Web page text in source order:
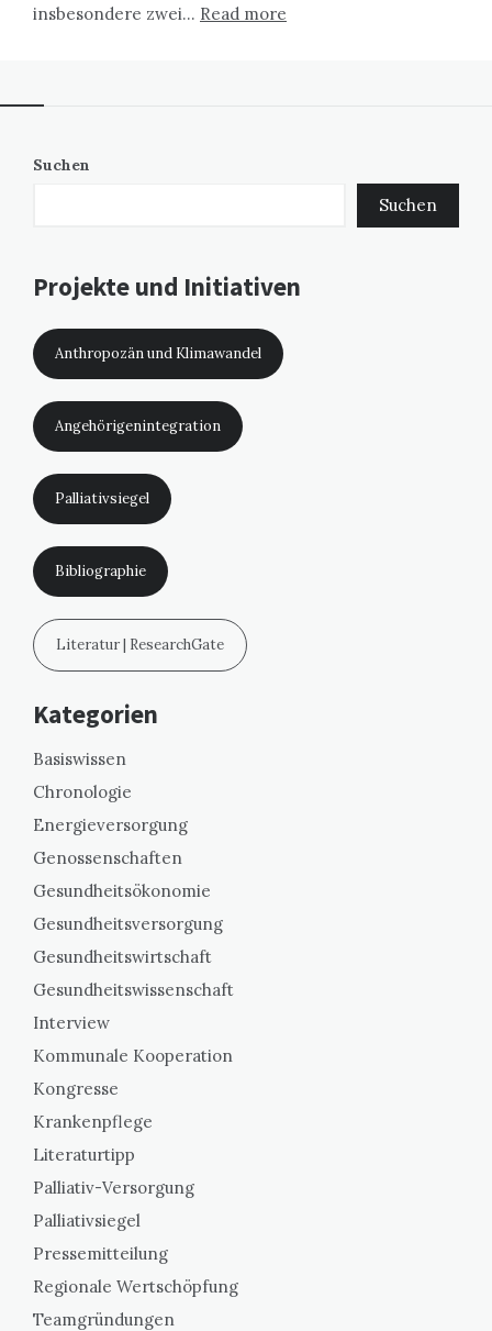
insbesondere zwei… Read more
Suchen
Suchen
Projekte und Initiativen
Anthropozän und Klimawandel
Angehörigenintegration
Palliativsiegel
Bibliographie
Literatur | ResearchGate
Kategorien
Basiswissen
Chronologie
Energieversorgung
Genossenschaften
Gesundheitsökonomie
Gesundheitsversorgung
Gesundheitswirtschaft
Gesundheitswissenschaft
Interview
Kommunale Kooperation
Kongresse
Krankenpflege
Literaturtipp
Palliativ-Versorgung
Palliativsiegel
Pressemitteilung
Regionale Wertschöpfung
Teamgründungen